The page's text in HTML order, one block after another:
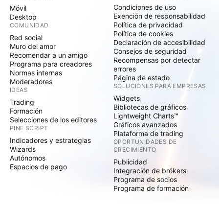
Móvil
Desktop
COMUNIDAD
Red social
Muro del amor
Recomendar a un amigo
Programa para creadores
Normas internas
Moderadores
IDEAS
Trading
Formación
Selecciones de los editores
PINE SCRIPT
Indicadores y estrategias
Wizards
Autónomos
Espacios de pago
Condiciones de uso
Exención de responsabilidad
Política de privacidad
Política de cookies
Declaración de accesibilidad
Consejos de seguridad
Recompensas por detectar
errores
Página de estado
SOLUCIONES PARA EMPRESAS
Widgets
Bibliotecas de gráficos
Lightweight Charts™
Gráficos avanzados
Plataforma de trading
OPORTUNIDADES DE
CRECIMIENTO
Publicidad
Integración de brókers
Programa de socios
Programa de formación